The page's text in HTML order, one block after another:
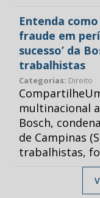
Entenda
fraude em
sucesso’ da
trabalhistas
Categorias: Direito
multinacional
Bosch,
de Campinas
trabalhistas,